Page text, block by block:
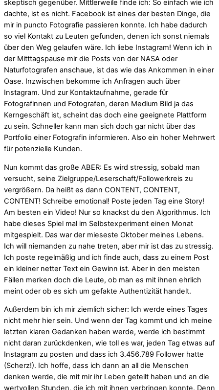
skeptisch gegenüber. Mittlerweile finde ich: So einfach wie ich
dachte, ist es nicht. Facebook ist eines der besten Dinge, die
mir in puncto Fotografie passieren konnte. Ich habe dadurch
so viel Kontakt zu Leuten gefunden, denen ich sonst niemals
über den Weg gelaufen wäre. Ich liebe Instagram! Wenn ich in
der Mitttagspause mir die Posts von der NASA oder
Naturfotografen anschaue, ist das wie das Ankommen in einer
Oase. Inzwischen bekomme ich Anfragen auch über
Instagram. Und zur Kontaktaufnahme, gerade für
Fotografinnen und Fotografen, deren Medium Bild ja das
Kerngeschäft ist, scheint das doch eine geeignete Plattform
zu sein. Schneller kann man sich doch gar nicht über das
Portfolio einer Fotografin informieren. Also ein hoher Mehrwert
für potenzielle Kunden.
Nun kommt das große ABER: Es wird stressig, sobald man
versucht, seine Zielgruppe/Leserschaft/Followerkreis zu
vergrößern. Da heißt es dann CONTENT, CONTENT,
CONTENT! Schreibe emotional! Poste jeden Tag eine Story!
Am besten ein Video! Nur so knackst du den Algorithmus. Ich
habe dieses Spiel mal im Selbstexperiment einen Monat
mitgespielt. Das war der mieseste Oktober meines Lebens.
Ich will niemanden zu nahe treten, aber mir ist das zu stressig.
Ich poste regelmäßig und ich finde auch, dass zu einem Post
ein kleiner netter Text ein Gewinn ist. Aber in den meisten
Fällen merken doch die Leute, ob man es mit ihnen ehrlich
meint oder ob es sich um gefakte Authentizität handelt.
Außerdem bin ich mir ziemlich sicher: Ich werde eines Tages
nicht mehr hier sein. Und wenn der Tag kommt und ich meine
letzten klaren Gedanken haben werde, werde ich bestimmt
nicht daran zurückdenken, wie toll es war, jeden Tag etwas auf
Instagram zu posten und dass ich 3.456.789 Follower hatte
(Scherz!). Ich hoffe, dass ich dann an all die Menschen
denken werde, die mit mir ihr Leben geteilt haben und an die
wertvollen Stunden, die ich mit ihnen verbringen konnte. Denn